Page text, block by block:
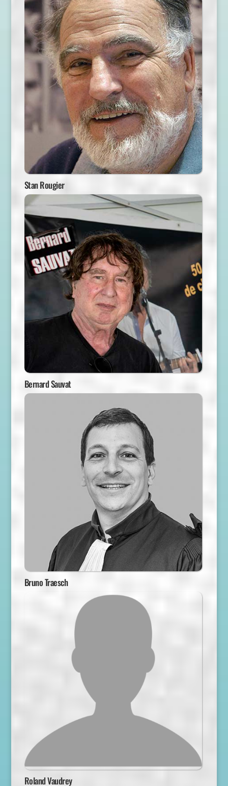
Stan Rougier
Bernard Sauvat
Bruno Traesch
Roland Vaudrey